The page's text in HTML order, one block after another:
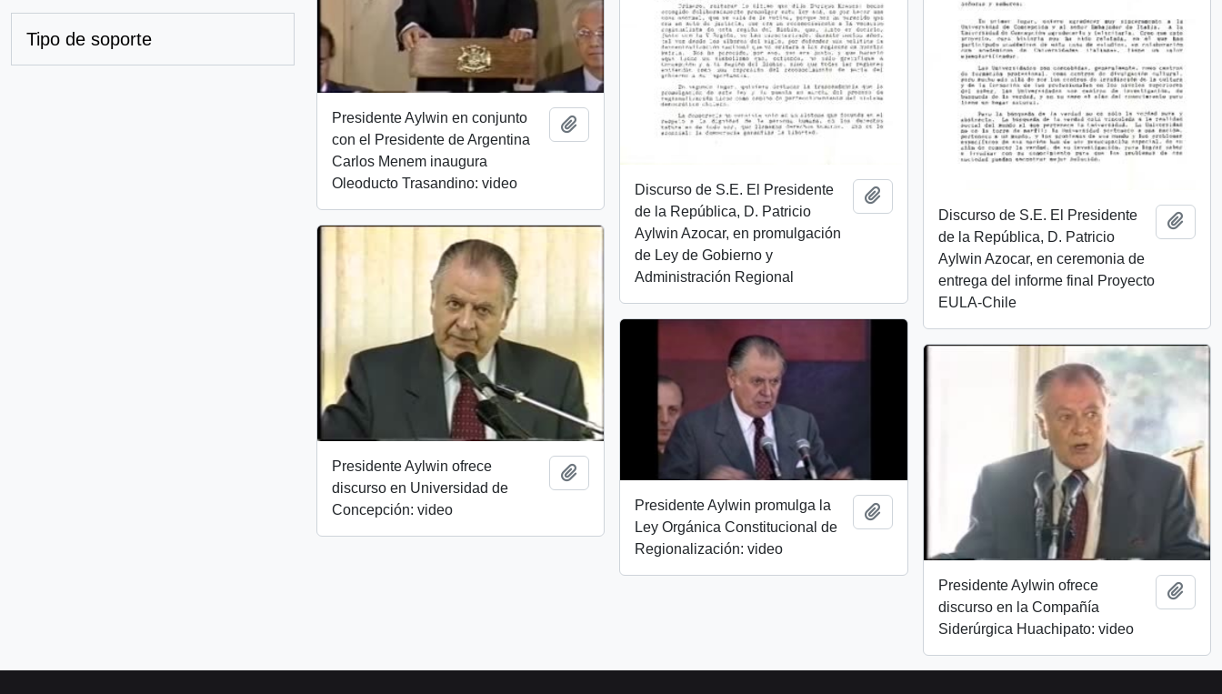
Tipo de soporte
Discurso de S.E. El Presidente
de la República, D. Patricio
Aylwin Azocar, en promulgación
de Ley de Gobierno y
Administración Regional
Añadir al portapapeles
Discurso de S.E. El Presidente
de la República, D. Patricio
Aylwin Azocar, en ceremonia de
entrega del informe final Proyecto
EULA-Chile
Presidente Aylwin en conjunto
con el Presidente de Argentina
Carlos Menem inaugura
Oleoducto Trasandino: video
Añadir al portapapeles
Presidente Aylwin ofrece
discurso en Universidad de
Concepción: video
Añadir al portapapeles
Presidente Aylwin promulga la
Ley Orgánica Constitucional de
Regionalización: video
Añadir al portapapeles
Presidente Aylwin ofrece
discurso en la Compañía
Siderúrgica Huachipato: video